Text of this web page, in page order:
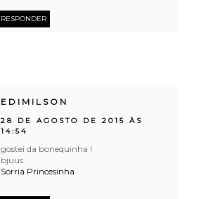
RESPONDER
EDIMILSON
28 DE AGOSTO DE 2015 ÀS
14:54
gostei da bonequinha !
bjuus
Sorria Princesinha